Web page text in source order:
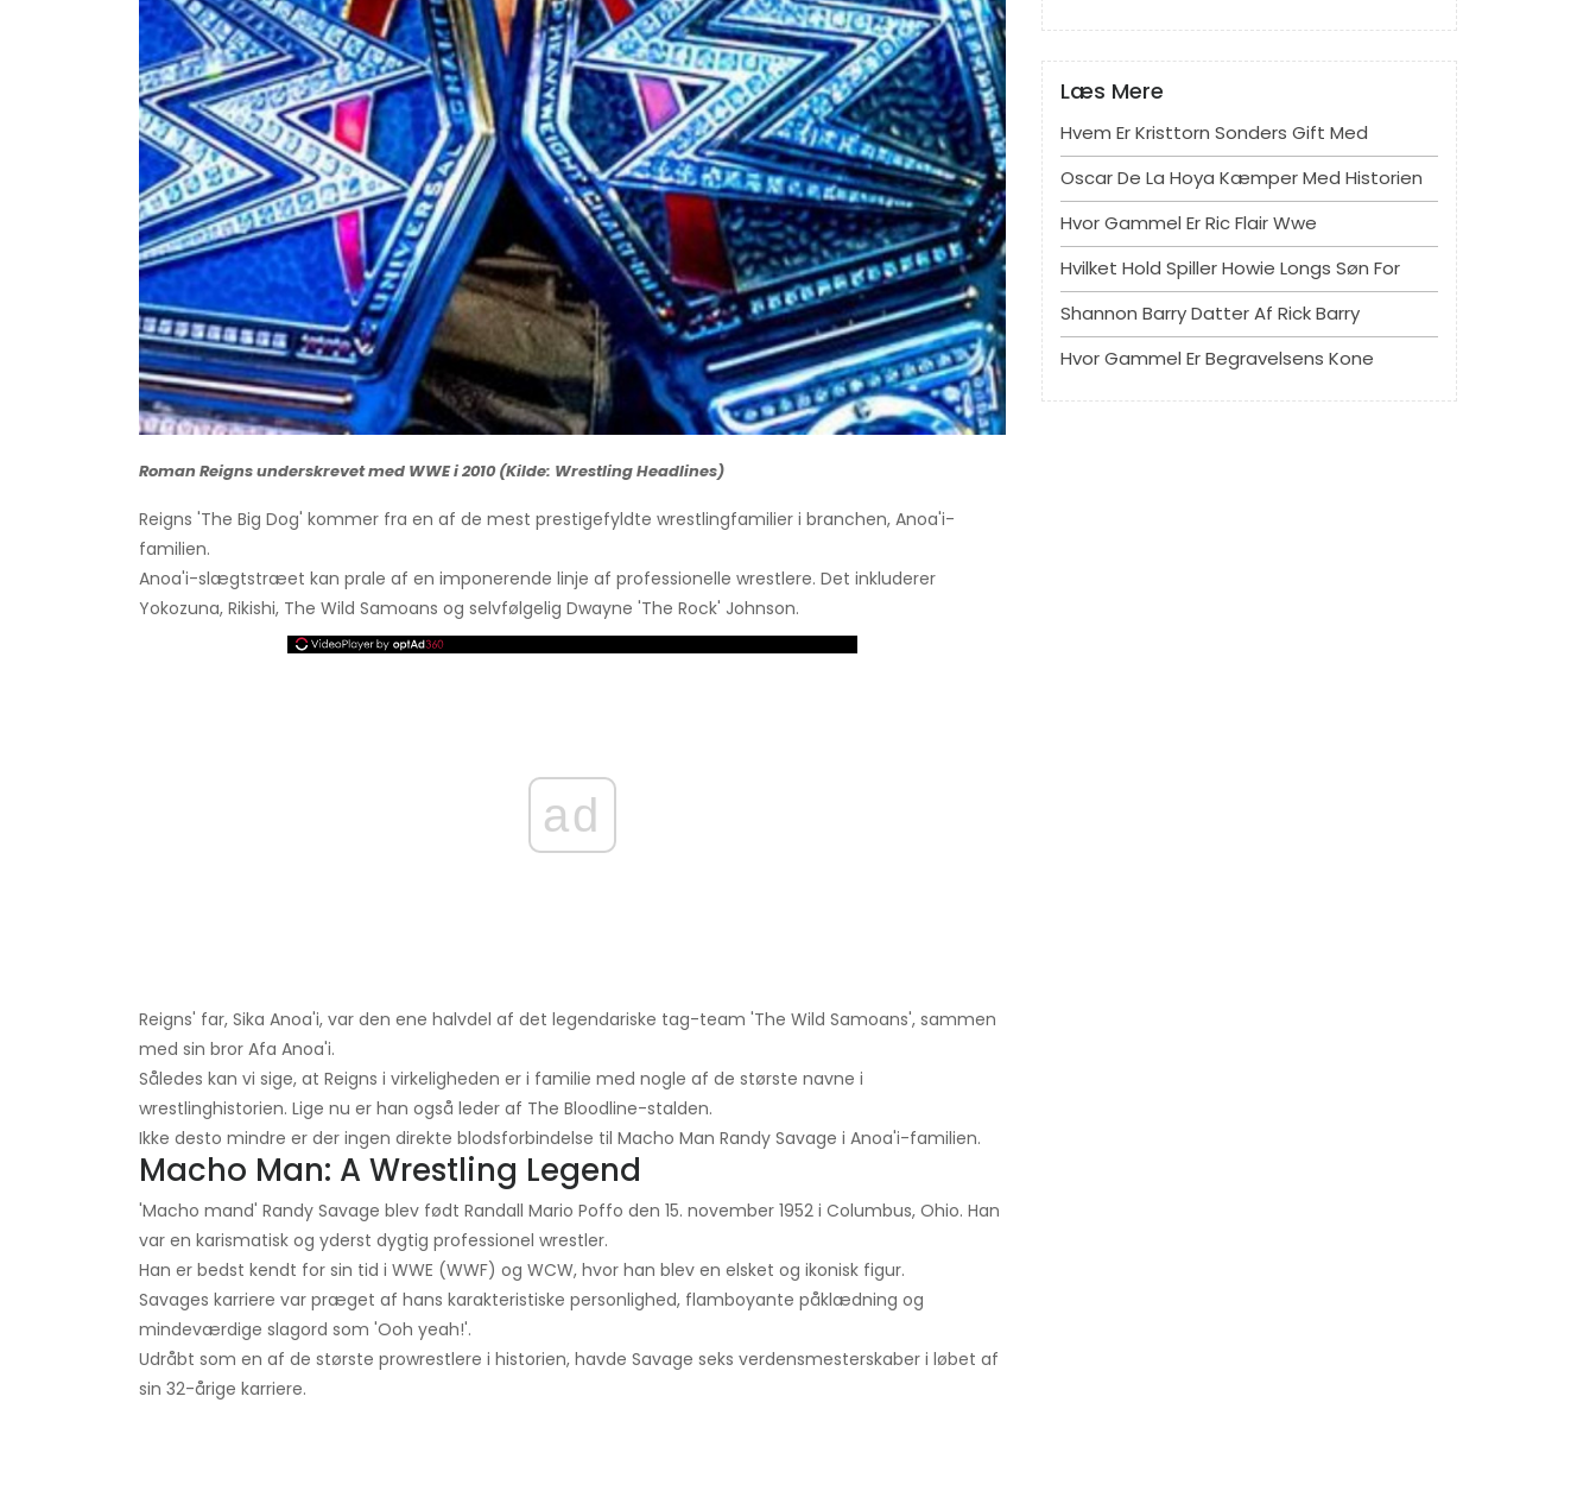
Roman Reigns underskrevet med WWE i 2010 (Kilde: Wrestling Headlines)
Reigns 'The Big Dog' kommer fra en af ​​de mest prestigefyldte wrestlingfamilier i branchen, Anoa'i-
familien.
Anoa'i-slægtstræet kan prale af en imponerende linje af professionelle wrestlere. Det inkluderer
Yokozuna, Rikishi, The Wild Samoans og selvfølgelig Dwayne 'The Rock' Johnson.
ad
Reigns' far, Sika Anoa'i, var den ene halvdel af det legendariske tag-team 'The Wild Samoans', sammen
med sin bror Afa Anoa'i.
Således kan vi sige, at Reigns i virkeligheden er i familie med nogle af de største navne i
wrestlinghistorien. Lige nu er han også leder af The Bloodline-stalden.
Ikke desto mindre er der ingen direkte blodsforbindelse til Macho Man Randy Savage i Anoa'i-familien.
Macho Man: A Wrestling Legend
'Macho mand' Randy Savage blev født Randall Mario Poffo den 15. november 1952 i Columbus, Ohio. Han
var en karismatisk og yderst dygtig professionel wrestler.
Han er bedst kendt for sin tid i WWE (WWF) og WCW, hvor han blev en elsket og ikonisk figur.
Savages karriere var præget af hans karakteristiske personlighed, flamboyante påklædning og
mindeværdige slagord som 'Ooh yeah!'.
Udråbt som en af ​​de største prowrestlere i historien, havde Savage seks verdensmesterskaber i løbet af
sin 32-årige karriere.
Læs Mere
Hvem Er Kristtorn Sonders Gift Med
Oscar De La Hoya Kæmper Med Historien
Hvor Gammel Er Ric Flair Wwe
Hvilket Hold Spiller Howie Longs Søn For
Shannon Barry Datter Af Rick Barry
Hvor Gammel Er Begravelsens Kone